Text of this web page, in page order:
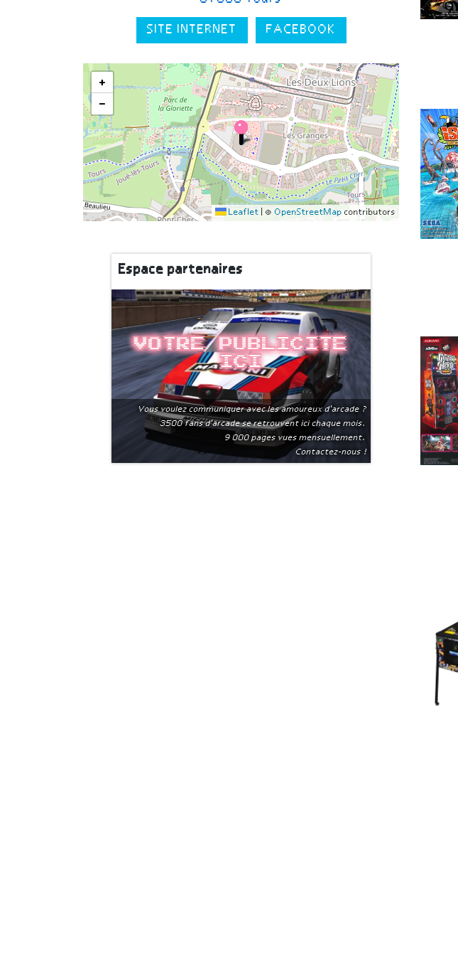
SITE INTERNET FACEBOOK
+
−
Leaflet © OpenStreetMap contributors
Espace partenaires
Votre publicite
ici
Vous voulez communiquer avec les amoureux d'arcade ?
3500 fans d'arcade se retrouvent ici chaque mois.
9 000 pages vues mensuellement.
Contactez-nous !